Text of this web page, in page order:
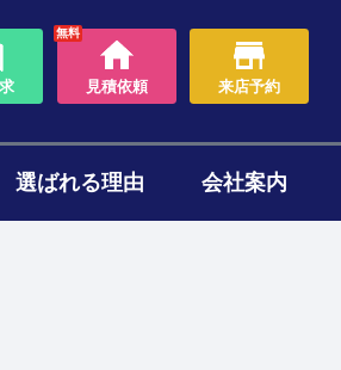
無料
見積依頼 来店予約
選ばれる理由 会社案内